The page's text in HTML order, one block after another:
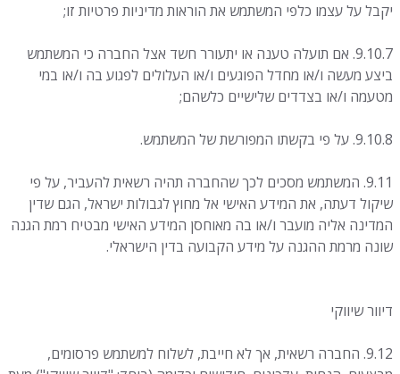
יקבל על עצמו כלפי המשתמש את הוראות מדיניות פרטיות זו;
9.10.7. אם תועלה טענה או יתעורר חשד אצל החברה כי המשתמש
ביצע מעשה ו/או מחדל הפוגעים ו/או העלולים לפגוע בה ו/או במי
מטעמה ו/או בצדדים שלישיים כלשהם;
9.10.8. על פי בקשתו המפורשת של המשתמש.
9.11. המשתמש מסכים לכך שהחברה תהיה רשאית להעביר, על פי
שיקול דעתה, את המידע האישי אל מחוץ לגבולות ישראל, הגם שדין
המדינה אליה מועבר ו/או בה מאוחסן המידע האישי מבטיח רמת הגנה
שונה מרמת ההגנה על מידע הקבועה בדין הישראלי.
דיוור שיווקי
9.12. החברה רשאית, אך לא חייבת, לשלוח למשתמש פרסומים,